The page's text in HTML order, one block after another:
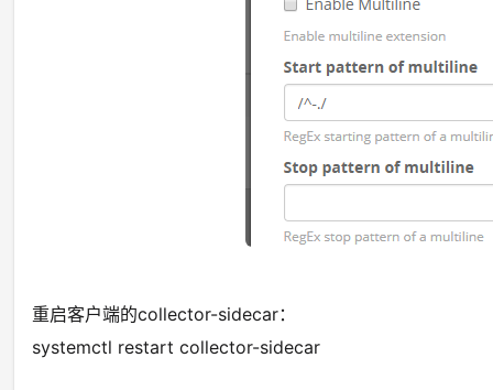
重启客户端的collector-sidecar：
systemctl restart collector-sidecar